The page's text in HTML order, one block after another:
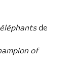
de
of